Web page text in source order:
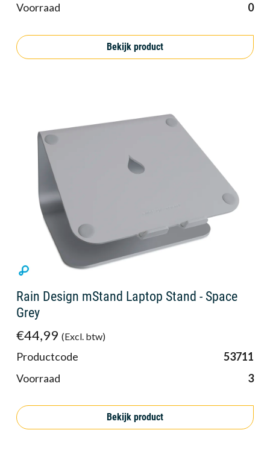
Voorraad
0
Bekijk product
Rain Design mStand Laptop Stand - Space
Grey
€44,99 (Excl. btw)
Productcode
53711
Voorraad
3
Bekijk product